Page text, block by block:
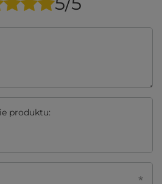
produktu: